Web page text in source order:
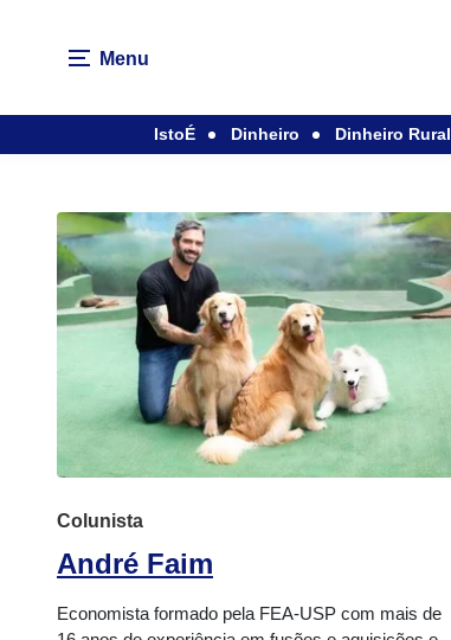
Menu
IstoÉ Dinheiro Dinheiro Rural
Colunista
André Faim
Economista formado pela FEA-USP com mais de